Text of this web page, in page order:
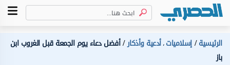
الرئيسية إسلاميات،أدعية وأذكار أفضل دعاء يوم الجمعة قبل الغروب ابن
باز